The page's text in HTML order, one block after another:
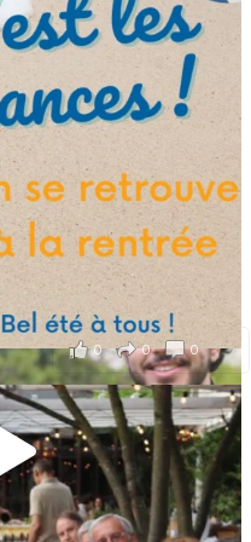
Suivre sur Instagram
d’apprentissage 2026
à former les générations
🙏
: avec l'Isep, investissez pour
l'humain !
des bachelors, des
excellence technologique et
notre pro
0 0 0
vivant / travaillant
moment convivial de
!